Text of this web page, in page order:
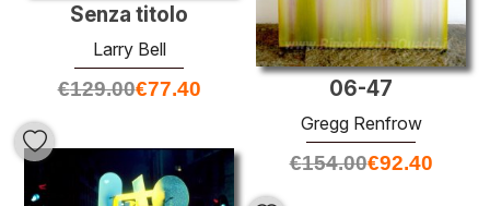
06-47
Gregg Renfrow
€154.00€92.40
Senza titolo
Larry Bell
€129.00€77.40